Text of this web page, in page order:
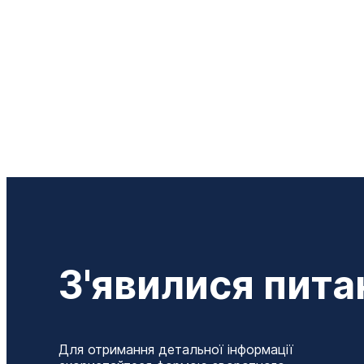
З'явилися
Для отримання детальної інформації